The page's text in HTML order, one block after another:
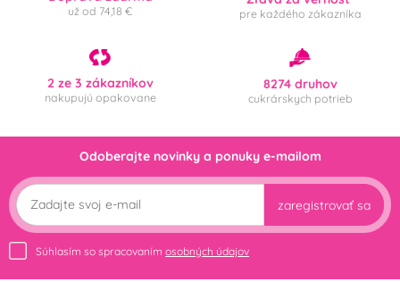
už od 74,18 € pre každého zákazníka
2 ze 3 zákazníkov
nakupujú opakovane
8274 druhov
cukrárskych potrieb
Odoberajte novinky a ponuky e-mailom
zaregistrovať sa
Súhlasím so spracovaním osobných údajov